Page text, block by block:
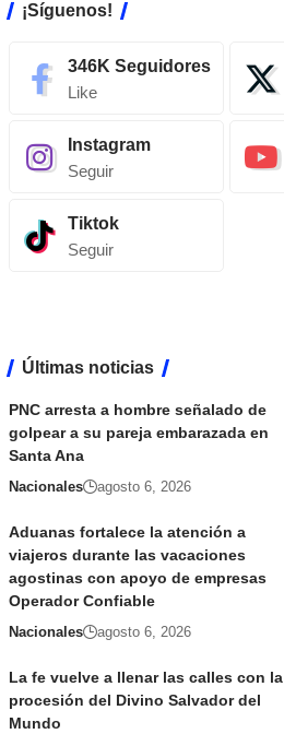
¡Síguenos!
346K Seguidores
Like
Instagram
Seguir
Tiktok
Seguir
Últimas noticias
PNC arresta a hombre señalado de
golpear a su pareja embarazada en
Santa Ana
Nacionales agosto 6, 2026
Aduanas fortalece la atención a
viajeros durante las vacaciones
agostinas con apoyo de empresas
Operador Confiable
Nacionales agosto 6, 2026
La fe vuelve a llenar las calles con la
procesión del Divino Salvador del
Mundo